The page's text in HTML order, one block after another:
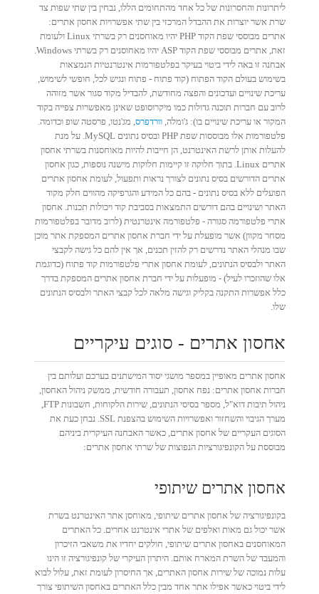
ליתרונות והחסרונות של כל אחד מהתחומים הללו, נבחין בין שתי שפות צד
שרת אשר יוצרות את ההבדל המרכזי בין שתי אפשרויות אחסון אתרים:
אתרים מבוססי שפת הקוד PHP יהיו מאוחסנים רק בשרתי Linux ולעומת
זאת, אתרים מבוססי שפת הקוד ASP יהיו מאחוסנים רק בשרתי Windows.
אבחנה זו באה לידי ביטוי בעיקר בפלטפורמות אינטרנטיות הנמצאות
בשימוש בעולם הקוד הפתוח (קוד פתוח - פתוח ונגיש לכל, חופשי לשימוש,
עריכת שינויים ועדכונים והפצה מחודשת, להבדיל מקוד סגור אשר מזוהה
לרוב עם חברות תוכנה גדולות כמו מיקרוסופט שאינן מאפשרות צפייה בקוד
המקור או עריכת שינויים בו): ג'ומלה, וורדפרס, מג'נטו, פרסטה שופ וכדומה.
פלטפורמות אלו מבוססות שפת PHP ובסיס נתונים MySQL. על מנת
להעלות אותן לרשת האינטרנט, הן חייבות להיות מאוחסנות בשרתי אחסון
אתרים Linux. בתוך חלוקה זו קיימות חלוקות מישנה נוספות, כגון אחסון
אתרים הדורשים בסיס נתונים לצורך נראות ותפעול, לעומת אחסון אתרים
הפועלים ללא בסיס נתונים - בהם כל המידע והגרפיקה מהווים חלק מקוד
האתר ושינויים בהם דורשים התמצאות בסביבת קוד ויכולות תכנות. אחסון
אתרי פלטפורמה סגורה - פלטפורמה אינטרנטית (לרוב מדובר בפלטפורמות
מסחר מקוון) אשר מופעלת על ידי חברת אחסון אתרים המספקת אתר מוכן
שבו מנהלי האתר נדרשים רק להזין תכנים, אך אין להם כל גישה לקבצי
האתר ולבסיס הנתונים, לעומת אחסון אתרי פלטפורמות קוד פתוח (כדוגמת
אלו שהוזכרו לעיל) - מופעלות על ידי חברת אחסון אתרים המספקת בדרך
כלל אפשרות התקנה בקליק וגישה מלאה לכל קבצי האתר ולבסיס הנתונים
שלו.
אחסון אתרים - סוגים עיקריים
אחסון אתרים מאופיין במספר מושגי יסוד המישתנים בערכם ועלותם בין
חברות אחסון אתרים: נפח אחסון, תעבורה חודשית, ממשק ניהול האחסון,
ניהול תיבות דוא"ל, מספר בסיסי הנתונים, שירות הלקוחות, חשבונות FTP,
מערך הגיבוי והשחזור ואפשרויות השימוש בהצפנת SSL. נבחן כעת את
הסוגים העקריים של אחסון אתרים, כאשר האבחנה העיקרית ביניהם
מבוססת על הקונפיגורציות הנפוצות של שרתי אחסון אתרים:
אחסון אתרים שיתופי
בקונפיגורציה של אחסון אתרים שיתופי, מאוחסן אתר האינטרנט בשרת
אשר יכול גם מאות ואלפים של אתרי אינטרנט אחרים. כל האתרים
המאוחסנים באחסון אתרים שיתופי, חולקים יחדיו את משאבי הזיכרון
והמעבד של השרת המארח אותם. היתרון העיקרי של קונפיגורציה זו הינו
עלות נמוכה של שירות אחסון האתרים, אך החיסרון לעומת זאת, עלול לבוא
לידי ביטוי כאשר אפילו אתר אחד מבין כלל האתרים באחסון השיתופי צורך